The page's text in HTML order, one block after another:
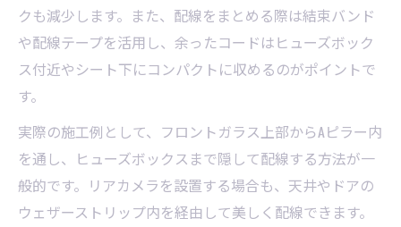
リア対応ドライブレコーダー取付の配線ポ
イント解説
むき出し配線を避けたスッキリ内装加工術
コーダー取付
ドライブレコーダー取付時の配線隠しDIYア
イデア集
ドラレコ配線を隠して内装をスッキリ仕上
クも減少します。また、配線をまとめる際は結束バンド
や配線テープを活用し、余ったコードはヒューズボック
ス付近やシート下にコンパクトに収めるのがポイントで
す。
実際の施工例として、フロントガラス上部からAピラー内
を通し、ヒューズボックスまで隠して配線する方法が一
般的です。リアカメラを設置する場合も、天井やドアの
ウェザーストリップ内を経由して美しく配線できます。